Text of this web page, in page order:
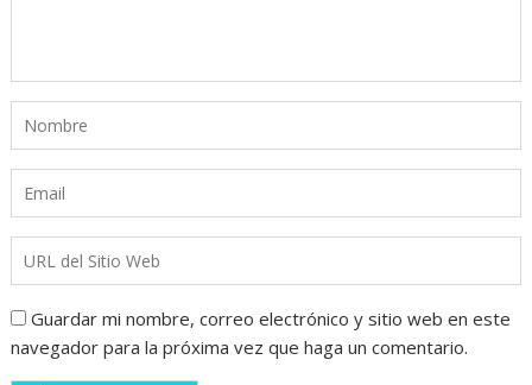
Guardar mi nombre, correo electrónico y sitio web en este
navegador para la próxima vez que haga un comentario.